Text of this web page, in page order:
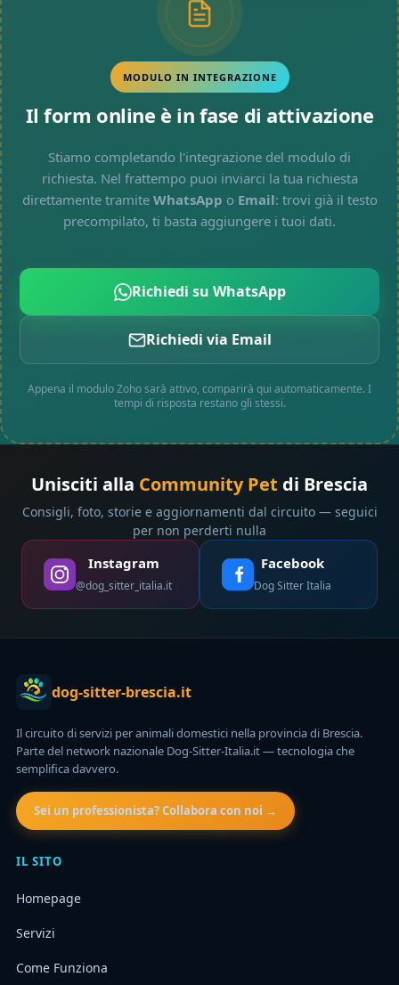
MODULO IN INTEGRAZIONE
Il form online è in fase di attivazione
Stiamo completando l'integrazione del modulo di
richiesta. Nel frattempo puoi inviarci la tua richiesta
direttamente tramite WhatsApp o Email: trovi già il testo
precompilato, ti basta aggiungere i tuoi dati.
Richiedi su WhatsApp
Richiedi via Email
Appena il modulo Zoho sarà attivo, comparirà qui automaticamente. I
tempi di risposta restano gli stessi.
Unisciti alla Community Pet di Brescia
Consigli, foto, storie e aggiornamenti dal circuito — seguici
per non perderti nulla
Instagram
@dog_sitter_italia.it
Facebook
Dog Sitter Italia
dog-sitter-brescia.it
Il circuito di servizi per animali domestici nella provincia di Brescia.
Parte del network nazionale Dog-Sitter-Italia.it — tecnologia che
semplifica davvero.
Sei un professionista? Collabora con noi →
IL SITO
Homepage
Servizi
Come Funziona